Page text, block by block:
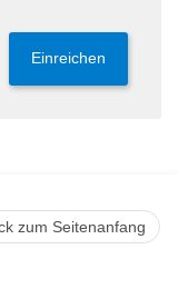
Einreichen
zum Seitenanfang